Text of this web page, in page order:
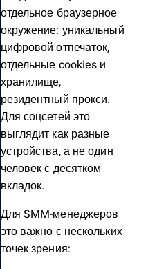
отдельное браузерное
окружение: уникальный
цифровой отпечаток,
отдельные cookies и
хранилище,
резидентный прокси.
Для соцсетей это
выглядит как разные
устройства, а не один
человек с десятком
вкладок.
Для SMM-менеджеров
это важно с нескольких
точек зрения: